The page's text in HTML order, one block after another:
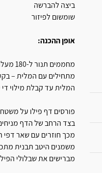
ביצה להברשה
שומשום לפיזור
אופן ההכנה:
מחממים תנור ל-180 מעלות טורבו.
מתחילים עם המלית –
המלית עד קבלת מילוי די
פורסים דף פילו על
בצד הרחב של הדף
מכך חוזרים עם שאר דפי
משמנים היטב תבנית
מברישים את שבלולי הפילו בביצה,